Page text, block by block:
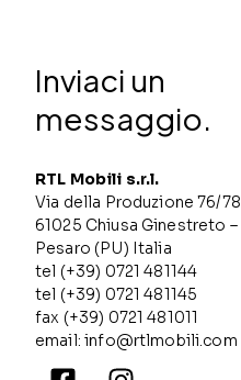
Inviaci un
messaggio.
RTL Mobili s.r.l.
Via della Produzione 76/78
61025 Chiusa Ginestreto
Pesaro (PU) Italia
tel (+39) 0721 481144
tel (+39) 0721 481145
fax (+39) 0721 481011
email: info@rtlmobili.com